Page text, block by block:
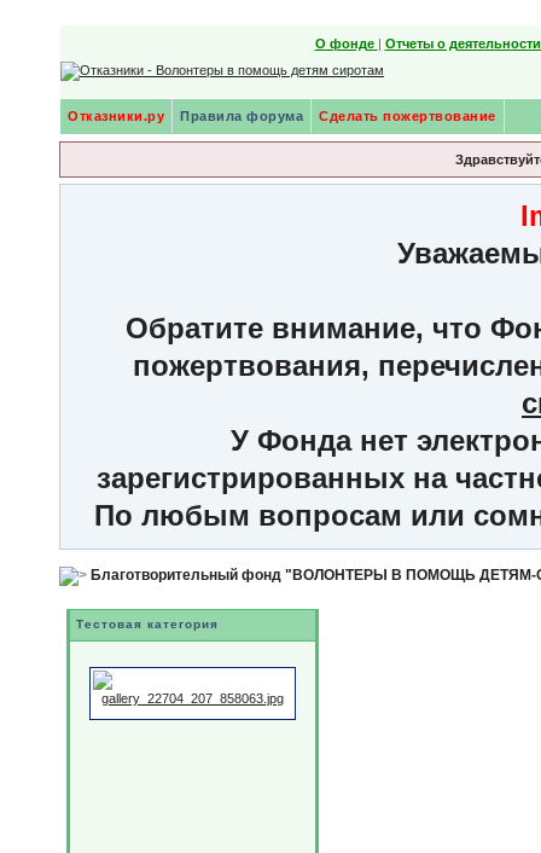
О фонде | Отчеты о
Отказники.ру Правила форума Сделать пожертвование
Обратите внимание, что
пожертвования,
У Фонда нет
зарегистрированных на
По любым вопросам или
Благотворительный фонд "ВОЛОНТЕРЫ В ПОМОЩЬ
Тестовая категория